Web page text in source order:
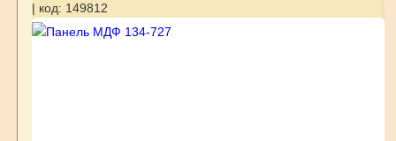
| код: 149812